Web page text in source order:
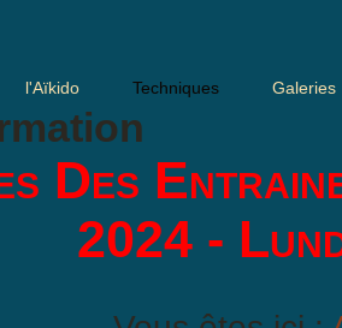
l'Aïkido Techniques Galeries
Des
2024 -